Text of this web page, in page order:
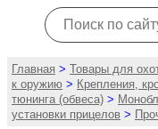
Главная > Товары для
к оружию > Крепления,
тюнинга (обвеса) >
установки прицелов >